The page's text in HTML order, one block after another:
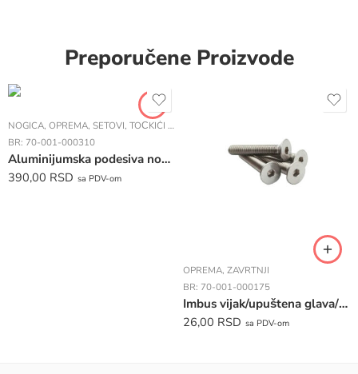
Preporučene Proizvode
OPREMA,ZAVRTNJI
BR:70-001-000185
Imbus vijak/uvrtni/ LE-JDS-M8*10
6,00RSD sa PDV-om